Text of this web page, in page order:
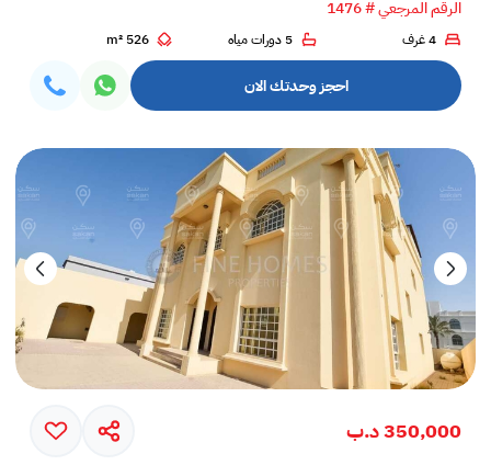
الرقم المرجعي # 1476
4 غرف 5 دورات مياه 526 m²
احجز وحدتك الان
350,000 د.ب